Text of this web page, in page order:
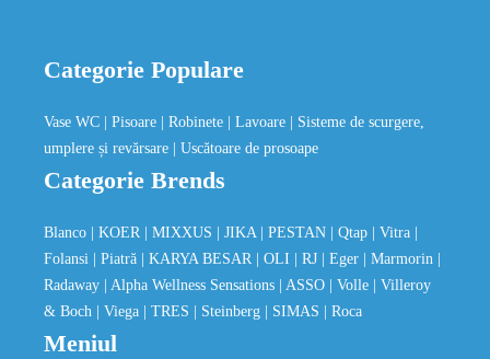
Categorie Populare
Vase WC | Pisoare | Robinete | Lavoare
| Sisteme de scurgere,
umplere și revărsare
| Uscătoare de prosoape
Categorie Brends
Blanco | KOER | MIXXUS | JIKA | PESTAN | Qtap | Vitra
Folansi
| Piatră | KARYA BESAR | OLI | RJ | Eger | Marmorin
Radaway
| Alpha Wellness Sensations | ASSO | Volle
| Villeroy
& Boch
| Viega | TRES | Steinberg | SIMAS | Roca
Meniul